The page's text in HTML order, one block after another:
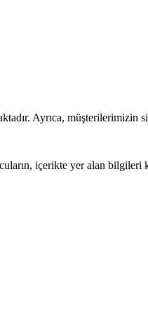
Ayrıca, müşterilerimizin
içerikte yer alan bilgileri